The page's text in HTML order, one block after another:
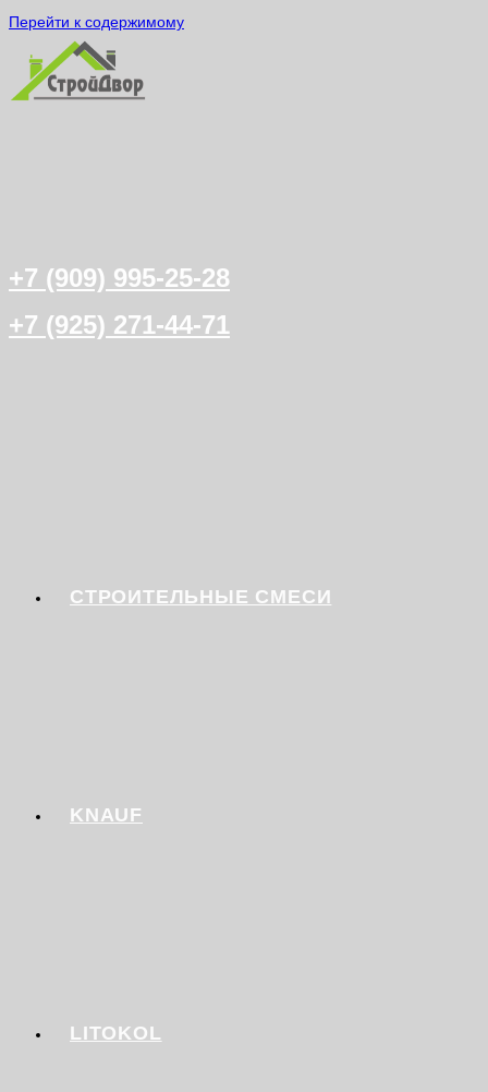
Перейти к содержимому
+7 (909) 995-25-28
+7 (925) 271-44-71
СТРОИТЕЛЬНЫЕ СМЕСИ
KNAUF
LITOKOL